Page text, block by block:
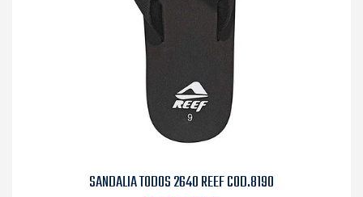
SANDALIA TODOS 2640 REEF COD.8190